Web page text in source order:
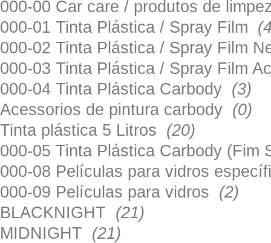
000-00 Car care / produtos de
000-01 Tinta Plástica / Spray Film
000-02 Tinta Plástica / Spray Film
000-03 Tinta Plástica / Spray Film
000-04 Tinta Plástica Carbody (3)
Acessorios de pintura carbody (0)
Tinta plástica 5 Litros (20)
000-05 Tinta Plástica Carbody
000-08 Películas para vidros
000-09 Películas para vidros (2)
BLACKNIGHT (21)
MIDNIGHT (21)